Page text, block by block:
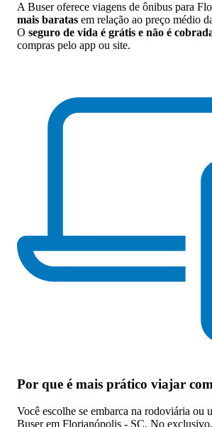
A Buser oferece viagens de ônibus para
mais baratas em relação ao preço médio
O seguro de vida é grátis e não é
compras pelo app ou site.
Por que é mais prático viajar
Você escolhe se embarca na rodoviária ou
Buser em Florianópolis - SC. No